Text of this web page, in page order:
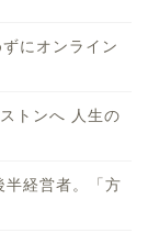
にオンライン
トンへ 人生の
経営者。「方